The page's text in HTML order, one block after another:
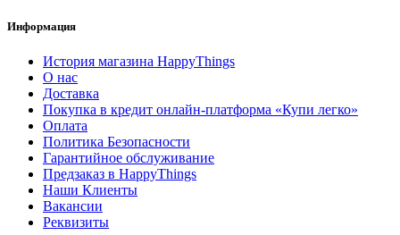
Информация
История магазина HappyThings
О нас
Доставка
Покупка в кредит онлайн-платформа «Купи легко»
Оплата
Политика Безопасности
Гарантийное обслуживание
Предзаказ в HappyThings
Наши Клиенты
Вакансии
Реквизиты